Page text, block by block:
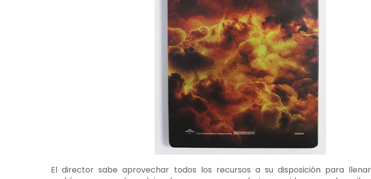
El director sabe aprovechar todos los recursos a su disposición para